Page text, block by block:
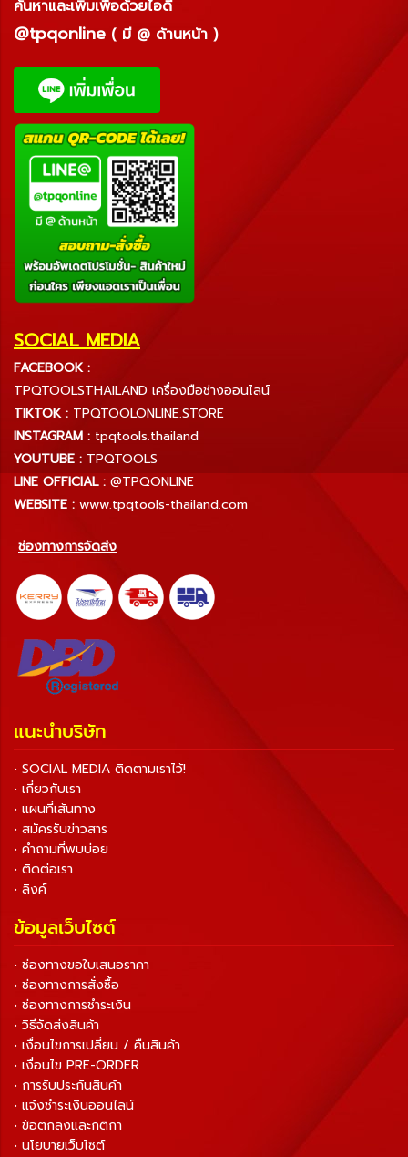
ค้นหาและเพิ่มเพื่อด้วยไอดี
@tpqonline ( มี @ ด้านหน้า )
SOCIAL MEDIA
FACEBOOK :
TPQTOOLSTHAILAND เครื่องมือช่างออนไลน์
TIKTOK : TPQTOOLONLINE.STORE
INSTAGRAM : tpqtools.thailand
YOUTUBE : TPQTOOLS
LINE OFFICIAL : @TPQONLINE
WEBSITE : www.tpqtools-thailand.com
ช่องทางการจัดส่ง
แนะนำบริษัท
• SOCIAL MEDIA ติดตามเราไว้!
• เกี่ยวกับเรา
• แผนที่เส้นทาง
• สมัครรับข่าวสาร
• คำถามที่พบบ่อย
• ติดต่อเรา
• ลิงค์
ข้อมูลเว็บไซต์
• ช่องทางขอใบเสนอราคา
• ช่องทางการสั่งซื้อ
• ช่องทางการชำระเงิน
• วิธีจัดส่งสินค้า
• เงื่อนไขการเปลี่ยน / คืนสินค้า
• เงื่อนไข PRE-ORDER
• การรับประกันสินค้า
• แจ้งชำระเงินออนไลน์
• ข้อตกลงและกติกา
• นโยบายเว็บไซต์